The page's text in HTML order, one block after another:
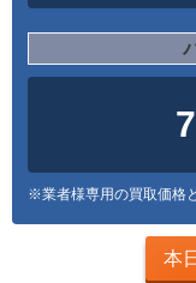
※業者様専用の買取価格
本